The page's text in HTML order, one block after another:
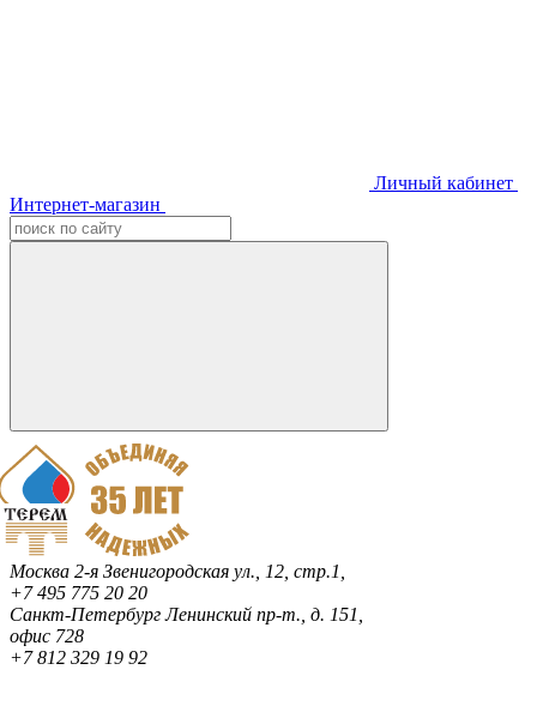
Личный кабинет
Интернет-магазин
Москва 2-я Звенигородская ул., 12, стр.1,
+7 495 775 20 20
Санкт-ПетербургЛенинский пр-т., д. 151,
офис 728
+7 812 329 19 92